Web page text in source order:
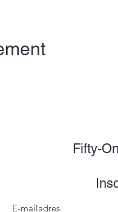
Fifty-